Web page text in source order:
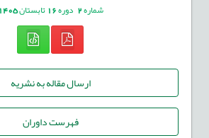
شماره2 دوره16تابستان1405
ارسال مقاله به نشریه
فهرست داوران